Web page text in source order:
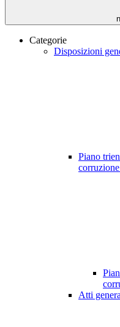
Categorie
Disposizioni
Piano
Atti